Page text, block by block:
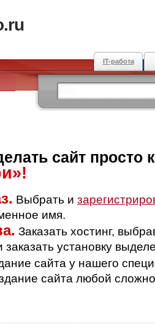
IT-работа
сайт просто
Выбрать и
имя.
Заказать хостинг,
установку
сайта у нашего
сайта любой